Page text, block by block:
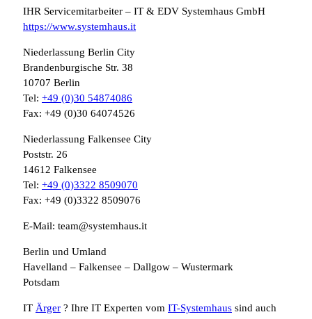
IHR Servicemitarbeiter – IT & EDV Systemhaus GmbH
https://www.systemhaus.it
Niederlassung Berlin City
Brandenburgische Str. 38
10707 Berlin
Tel: +49 (0)30 54874086
Fax: +49 (0)30 64074526
Niederlassung Falkensee City
Poststr. 26
14612 Falkensee
Tel: +49 (0)3322 8509070
Fax: +49 (0)3322 8509076
E-Mail: team@systemhaus.it
Berlin und Umland
Havelland – Falkensee – Dallgow – Wustermark
Potsdam
IT Ärger ? Ihre IT Experten vom IT-Systemhaus sind auch